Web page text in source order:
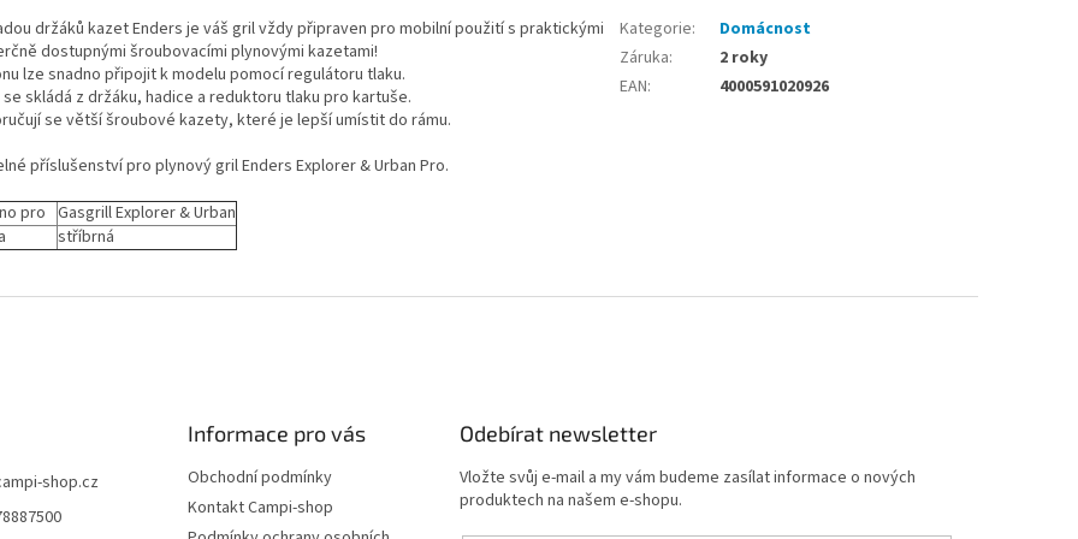
držáků kazet Enders je váš gril vždy připraven pro mobilní použití s ​​praktickými
dostupnými šroubovacími plynovými kazetami!
lze snadno připojit k modelu pomocí regulátoru tlaku.
se skládá z držáku, hadice a reduktoru tlaku pro kartuše.
se větší šroubové kazety, které je lepší umístit do rámu.
příslušenství pro plynový gril Enders Explorer & Urban Pro.
pro Gasgrill Explorer & Urban
stříbrná
Kategorie:
Domácnost
Záruka:
2 roky
EAN: 4000591020926
shop.cz
Informace pro vás
Obchodní podmínky
Kontakt Campi-shop
Odebírat newsletter
Vložte svůj e-mail a my vám budeme zasílat informace o nových
produktech na našem e-shopu.